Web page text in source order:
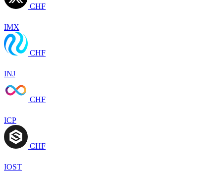
CHF
IMX
CHF
INJ
CHF
ICP
CHF
IOST